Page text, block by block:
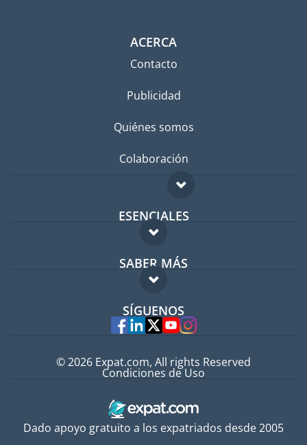
ACERCA
Contacto
Publicidad
Quiénes somos
Colaboración
ESENCIALES
Foro para expatriados
Guía para expatriados
Trabajos en el extranjero
SABER MÁS
FAQ
Expertos
SÍGUENOS
Dado apoyo gratuito a los expatriados desde 2005
© 2026 Expat.com, All rights Reserved
Condiciones de Uso